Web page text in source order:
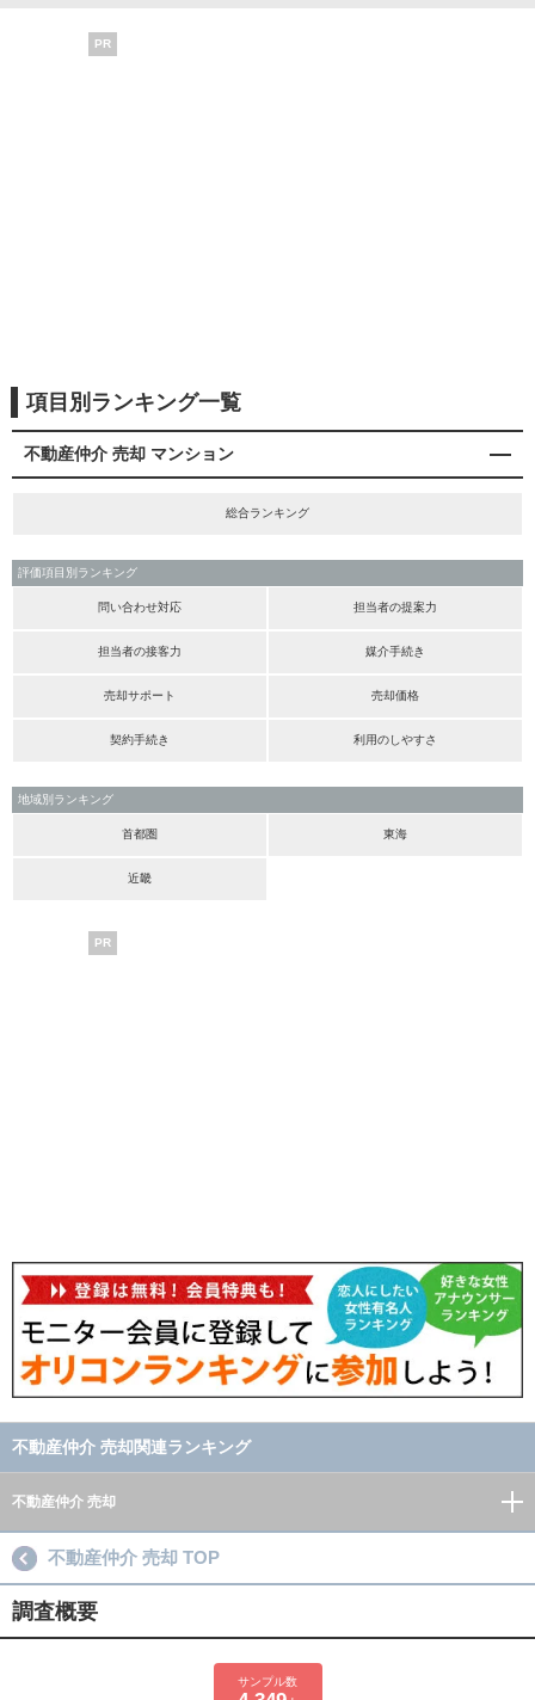
PR
項目別ランキング一覧
不動産仲介 売却 マンション
総合ランキング
評価項目別ランキング
問い合わせ対応 担当者の提案力
担当者の接客力 媒介手続き
売却サポート 売却価格
契約手続き 利用のしやすさ
地域別ランキング
首都圏 東海
近畿
PR
不動産仲介 売却関連ランキング
不動産仲介 売却
不動産仲介 売却 TOP
調査概要
サンプル数